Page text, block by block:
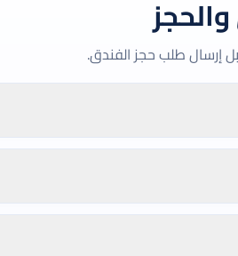
إرسال طلب حجز الفندق.